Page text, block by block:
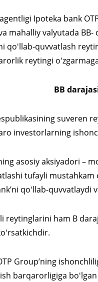
Ipoteka bank
mahalliy valyutada BB-
quvvatlash
reytingi
BB
suveren
investorlarning
asosiy aksiyadori –
tufayli
qoʻllab-
reytinglarini ham B
Group’ning
barqarorligiga